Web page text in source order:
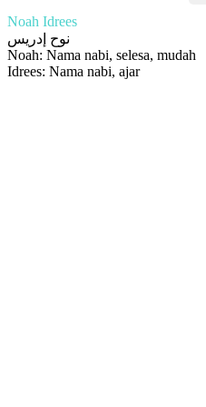
Noah Idrees
نوح إدريس
Noah: Nama nabi, selesa, mudah
Idrees: Nama nabi, ajar